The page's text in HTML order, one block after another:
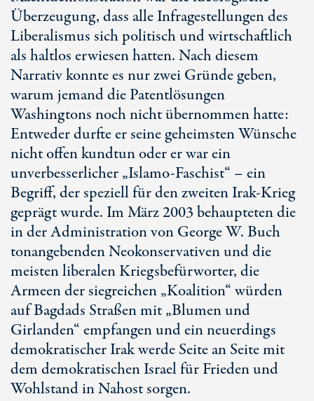
Überzeugung, dass alle Infragestellungen des
Liberalismus sich politisch und wirtschaftlich
als haltlos erwiesen hatten. Nach diesem
Narrativ konnte es nur zwei Gründe geben,
warum jemand die Patentlösungen
Washingtons noch nicht übernommen hatte:
Entweder durfte er seine geheimsten Wünsche
nicht offen kundtun oder er war ein
unverbesserlicher „Islamo-Faschist“ – ein
Begriff, der speziell für den zweiten Irak-Krieg
geprägt wurde. Im März 2003 behaupteten die
in der Administration von George W. Buch
tonangebenden Neokonservativen und die
meisten liberalen Kriegsbefürworter, die
Armeen der siegreichen „Koalition“ würden
auf Bagdads Straßen mit „Blumen und
Girlanden“ empfangen und ein neuerdings
demokratischer Irak werde Seite an Seite mit
dem demokratischen Israel für Frieden und
Wohlstand in Nahost sorgen.